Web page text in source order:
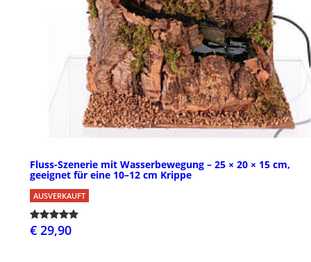
Fluss-Szenerie mit Wasserbewegung – 25 × 20 × 15 cm,
geeignet für eine 10–12 cm Krippe
AUSVERKAUFT
€ 29,90